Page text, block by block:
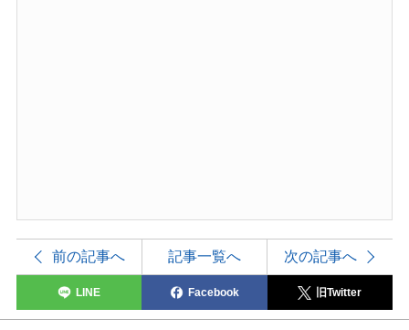
前の記事へ 記事一覧へ 次の記事へ
LINE Facebook 旧Twitter